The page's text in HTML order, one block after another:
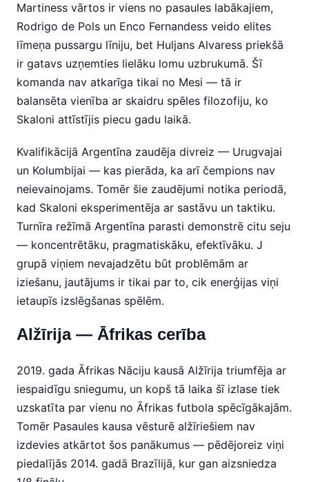
Martiness vārtos ir viens no pasaules labākajiem,
Rodrigo de Pols un Enco Fernandess veido elites
līmeņa pussargu līniju, bet Huljans Alvaress priekšā
ir gatavs uzņemties lielāku lomu uzbrukumā. Šī
komanda nav atkarīga tikai no Mesi — tā ir
balansēta vienība ar skaidru spēles filozofiju, ko
Skaloni attīstījis piecu gadu laikā.
Kvalifikācijā Argentīna zaudēja divreiz — Urugvajai
un Kolumbijai — kas pierāda, ka arī čempions nav
neievainojams. Tomēr šie zaudējumi notika periodā,
kad Skaloni eksperimentēja ar sastāvu un taktiku.
Turnīra režīmā Argentīna parasti demonstrē citu seju
— koncentrētāku, pragmatiskāku, efektīvāku. J
grupā viņiem nevajadzētu būt problēmām ar
iziešanu, jautājums ir tikai par to, cik enerģijas viņi
ietaupīs izslēgšanas spēlēm.
Alžīrija — Āfrikas cerība
2019. gada Āfrikas Nāciju kausā Alžīrija triumfēja ar
iespaidīgu sniegumu, un kopš tā laika šī izlase tiek
uzskatīta par vienu no Āfrikas futbola spēcīgākajām.
Tomēr Pasaules kausa vēsturē alžīriešiem nav
izdevies atkārtot šos panākumus — pēdējoreiz viņi
piedalījās 2014. gadā Brazīlijā, kur gan aizsniedza